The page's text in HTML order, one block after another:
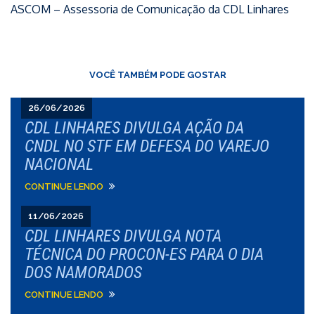
ASCOM – Assessoria de Comunicação da CDL Linhares
VOCÊ TAMBÉM PODE GOSTAR
26/06/2026
CDL LINHARES DIVULGA AÇÃO DA
CNDL NO STF EM DEFESA DO VAREJO
NACIONAL
CONTINUE LENDO
11/06/2026
CDL LINHARES DIVULGA NOTA
TÉCNICA DO PROCON-ES PARA O DIA
DOS NAMORADOS
CONTINUE LENDO